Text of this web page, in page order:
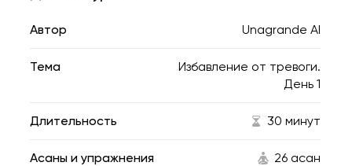
Автор Unagrande AI
Тема
Избавление от тревоги.
День 1
Длительность 30 минут
Асаны и упражнения 26 асан